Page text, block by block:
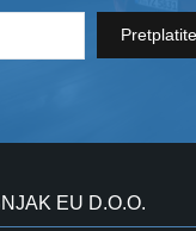
EU D.O.O.